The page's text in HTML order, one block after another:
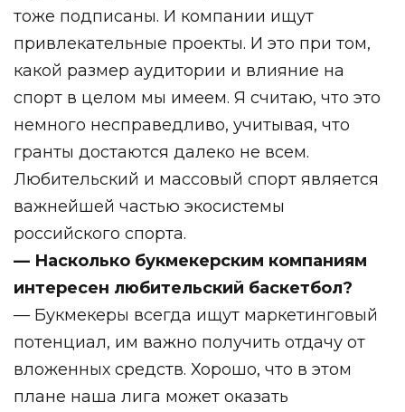
тоже подписаны. И компании ищут
привлекательные проекты. И это при том,
какой размер аудитории и влияние на
спорт в целом мы имеем. Я считаю, что это
немного несправедливо, учитывая, что
гранты достаются далеко не всем.
Любительский и массовый спорт является
важнейшей частью экосистемы
российского спорта.
— Насколько букмекерским компаниям
интересен любительский баскетбол?
— Букмекеры всегда ищут маркетинговый
потенциал, им важно получить отдачу от
вложенных средств. Хорошо, что в этом
плане наша лига может оказать